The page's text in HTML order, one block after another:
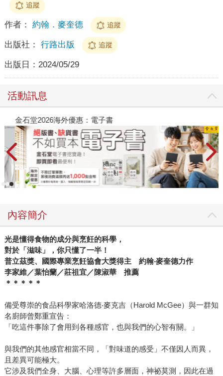
追蹤
作者： 約翰．麥奎德 追蹤
出版社： 行路出版 追蹤
出版日： 2024/05/29
活動訊息
金石堂2026海外優惠：電子書
內容簡介
光是懂得食物的成分與烹飪的科學，
對於「滋味」，你只懂了一半！
普立茲獎、國際專業烹飪協會大獎得主 約翰‧麥奎德力作
李家維／葉怡蘭／莊祖宜／陳淑華 推薦
＊＊＊＊＊
備受尊崇的食品科學家哈洛德‧麥克吉（Harold McGee）與一群知
名廚師曾鄭重宣告：
「吃這件事除了會用到各種感官，也與我們的心智有關。」
與我們的其他感官相當不同，「對味道的感受」不僅因人而異，
且差異可能極大。
它涉及我們全身、大腦、心理等許多層面，神祕莫測，因此在過